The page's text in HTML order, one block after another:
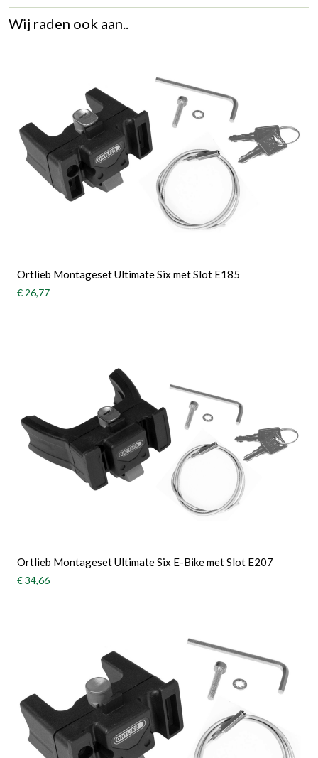
Wij raden ook aan..
Ortlieb Montageset Ultimate Six met Slot E185
€ 26,77
Ortlieb Montageset Ultimate Six E-Bike met Slot E207
€ 34,66